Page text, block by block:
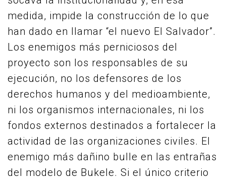
medida, impide la construcción de lo que
han dado en llamar “el nuevo El Salvador”.
Los enemigos más perniciosos del
proyecto son los responsables de su
ejecución, no los defensores de los
derechos humanos y del medioambiente,
ni los organismos internacionales, ni los
fondos externos destinados a fortalecer la
actividad de las organizaciones civiles. El
enemigo más dañino bulle en las entrañas
del modelo de Bukele. Si el único criterio